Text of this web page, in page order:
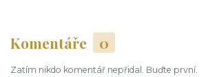
Komentáře 0
Zatím nikdo komentář nepřidal. Buďte první.